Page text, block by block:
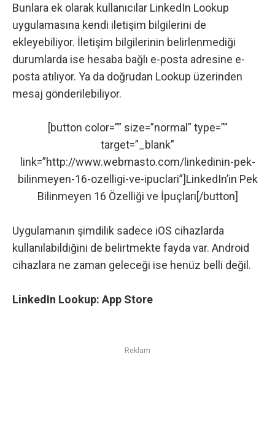
Bunlara ek olarak kullanıcılar LinkedIn Lookup
uygulamasına kendi iletişim bilgilerini de
ekleyebiliyor. İletişim bilgilerinin belirlenmediği
durumlarda ise hesaba bağlı e-posta adresine e-
posta atılıyor. Ya da doğrudan Lookup üzerinden
mesaj gönderilebiliyor.
[button color=”” size=”normal” type=””
target=”_blank”
link=”http://www.webmasto.com/linkedinin-pek-
bilinmeyen-16-ozelligi-ve-ipuclari”]LinkedIn’in Pek
Bilinmeyen 16 Özelliği ve İpuçları[/button]
Uygulamanın şimdilik sadece iOS cihazlarda
kullanılabildiğini de belirtmekte fayda var. Android
cihazlara ne zaman geleceği ise henüz belli değil.
LinkedIn Lookup: App Store
Reklam